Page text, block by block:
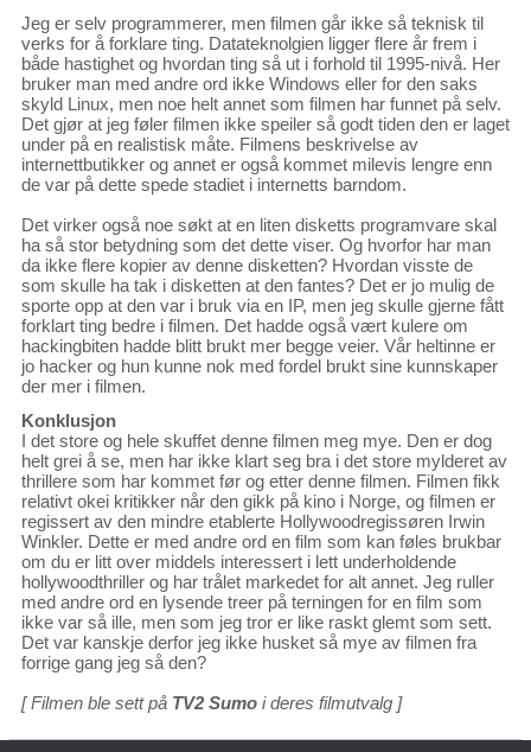
Jeg er selv programmerer, men filmen går ikke så teknisk til
verks for å forklare ting. Datateknolgien ligger flere år frem i
både hastighet og hvordan ting så ut i forhold til 1995-nivå. Her
bruker man med andre ord ikke Windows eller for den saks
skyld Linux, men noe helt annet som filmen har funnet på selv.
Det gjør at jeg føler filmen ikke speiler så godt tiden den er laget
under på en realistisk måte. Filmens beskrivelse av
internettbutikker og annet er også kommet milevis lengre enn
de var på dette spede stadiet i internetts barndom.
Det virker også noe søkt at en liten disketts programvare skal
ha så stor betydning som det dette viser. Og hvorfor har man
da ikke flere kopier av denne disketten? Hvordan visste de
som skulle ha tak i disketten at den fantes? Det er jo mulig de
sporte opp at den var i bruk via en IP, men jeg skulle gjerne fått
forklart ting bedre i filmen. Det hadde også vært kulere om
hackingbiten hadde blitt brukt mer begge veier. Vår heltinne er
jo hacker og hun kunne nok med fordel brukt sine kunnskaper
der mer i filmen.
Konklusjon
I det store og hele skuffet denne filmen meg mye. Den er dog
helt grei å se, men har ikke klart seg bra i det store mylderet av
thrillere som har kommet før og etter denne filmen. Filmen fikk
relativt okei kritikker når den gikk på kino i Norge, og filmen er
regissert av den mindre etablerte Hollywoodregissøren Irwin
Winkler. Dette er med andre ord en film som kan føles brukbar
om du er litt over middels interessert i lett underholdende
hollywoodthriller og har trålet markedet for alt annet. Jeg ruller
med andre ord en lysende treer på terningen for en film som
ikke var så ille, men som jeg tror er like raskt glemt som sett.
Det var kanskje derfor jeg ikke husket så mye av filmen fra
forrige gang jeg så den?
[ Filmen ble sett på TV2 Sumoi deres filmutvalg ]